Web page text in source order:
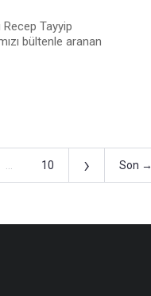
Tayyip
bültenle aranan
10 › Son →